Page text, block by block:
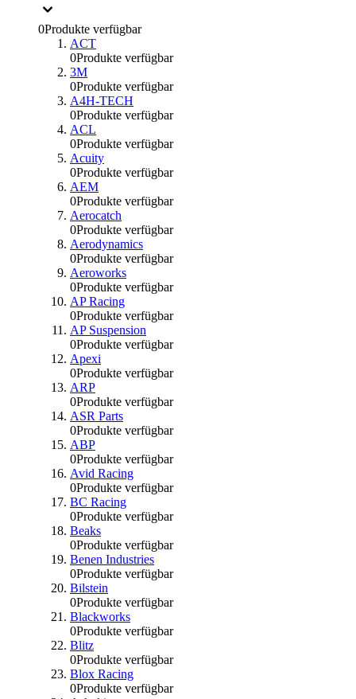
0Produkte verfügbar
ACT
0Produkte verfügbar
3M
0Produkte verfügbar
A4H-TECH
0Produkte verfügbar
ACL
0Produkte verfügbar
Acuity
0Produkte verfügbar
AEM
0Produkte verfügbar
Aerocatch
0Produkte verfügbar
Aerodynamics
0Produkte verfügbar
Aeroworks
0Produkte verfügbar
AP Racing
0Produkte verfügbar
AP Suspension
0Produkte verfügbar
Apexi
0Produkte verfügbar
ARP
0Produkte verfügbar
ASR Parts
0Produkte verfügbar
ABP
0Produkte verfügbar
Avid Racing
0Produkte verfügbar
BC Racing
0Produkte verfügbar
Beaks
0Produkte verfügbar
Benen Industries
0Produkte verfügbar
Bilstein
0Produkte verfügbar
Blackworks
0Produkte verfügbar
Blitz
0Produkte verfügbar
Blox Racing
0Produkte verfügbar